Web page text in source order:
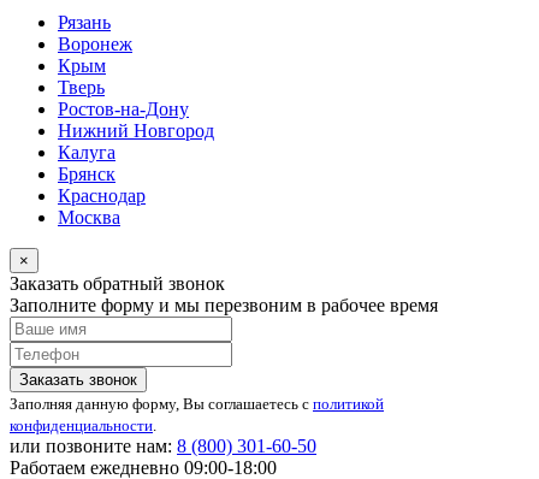
Рязань
Воронеж
Крым
Тверь
Ростов-на-Дону
Нижний Новгород
Калуга
Брянск
Краснодар
Москва
×
Заказать обратный звонок
Заполните форму и мы перезвоним в рабочее время
Заказать звонок
Заполняя данную форму, Вы соглашаетесь с политикой
конфиденциальности.
или позвоните нам: 8 (800) 301-60-50
Работаем ежедневно 09:00-18:00